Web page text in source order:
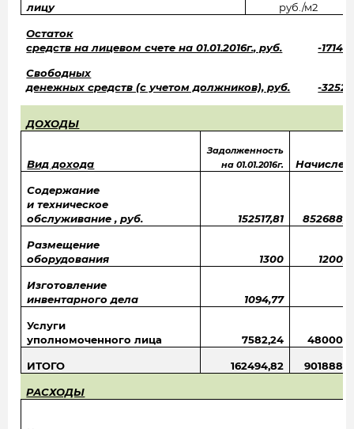
лицу
руб./м2
Остаток
средств на лицевом счете на 01.01.2016г., руб.
-
Свободных
денежных средств (с учетом должников), руб.
-
ДОХОДЫ
Вид дохода
Задолженность
на 01.01.2016г.
Содержание
и техническое
обслуживание , руб.
152517,81
Размещение
оборудования
1300
Изготовление
инвентарного дела
1094,77
Услуги
уполномоченного лица
7582,24
ИТОГО 162494,82
РАСХОДЫ